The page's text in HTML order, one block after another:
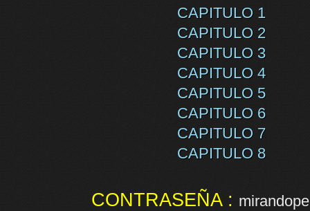
CAPITULO 1
CAPITULO 2
CAPITULO 3
CAPITULO 4
CAPITULO 5
CAPITULO 6
CAPITULO 7
CAPITULO 8
CONTRASEÑA :